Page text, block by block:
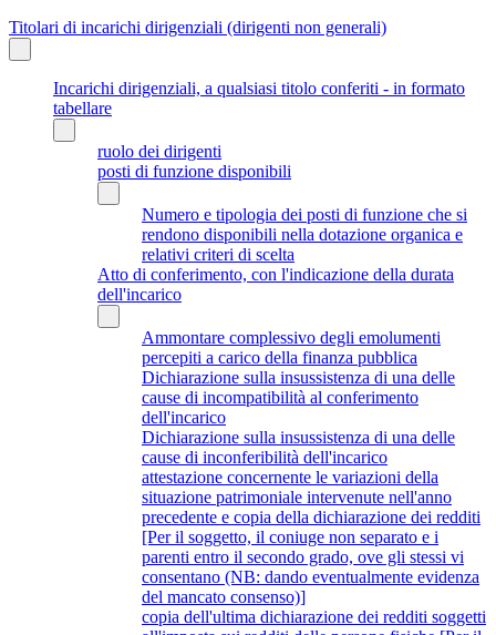
Titolari di incarichi dirigenziali (dirigenti non generali)
Incarichi dirigenziali, a qualsiasi titolo conferiti - in formato
tabellare
ruolo dei dirigenti
posti di funzione disponibili
Numero e tipologia dei posti di funzione che si
rendono disponibili nella dotazione organica e
relativi criteri di scelta
Atto di conferimento, con l'indicazione della durata
dell'incarico
Ammontare complessivo degli emolumenti
percepiti a carico della finanza pubblica
Dichiarazione sulla insussistenza di una delle
cause di incompatibilità al conferimento
dell'incarico
Dichiarazione sulla insussistenza di una delle
cause di inconferibilità dell'incarico
attestazione concernente le variazioni della
situazione patrimoniale intervenute nell'anno
precedente e copia della dichiarazione dei redditi
[Per il soggetto, il coniuge non separato e i
parenti entro il secondo grado, ove gli stessi vi
consentano (NB: dando eventualmente evidenza
del mancato consenso)]
copia dell'ultima dichiarazione dei redditi soggetti